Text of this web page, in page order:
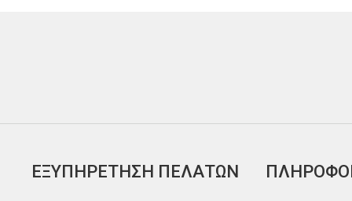
ΕΞΥΠΗΡΕΤΗΣΗ ΠΕΛΑΤΩΝ